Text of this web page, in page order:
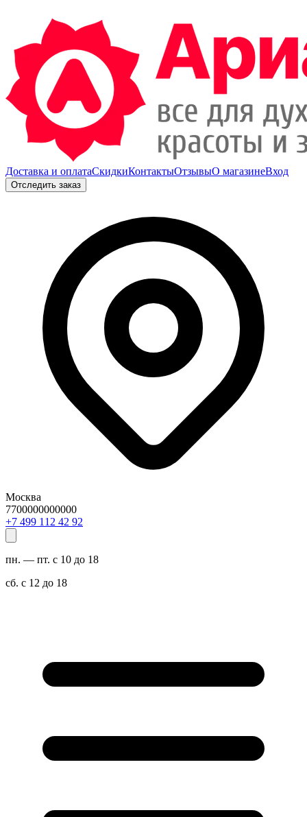
Доставка и оплатаСкидкиКонтактыОтзывыО магазинеВход
Отследить заказ
Москва
7700000000000
29 24 211 994 7+
пн. — пт. с 10 до 18
сб. с 12 до 18